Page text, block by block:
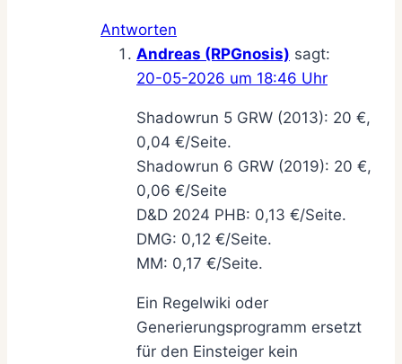
Antworten
Andreas (RPGnosis) sagt:
20-05-2026 um 18:46 Uhr
Shadowrun 5 GRW (2013): 20 €,
0,04 €/Seite.
Shadowrun 6 GRW (2019): 20 €,
0,06 €/Seite
D&D 2024 PHB: 0,13 €/Seite.
DMG: 0,12 €/Seite.
MM: 0,17 €/Seite.
Ein Regelwiki oder
Generierungsprogramm ersetzt
für den Einsteiger kein